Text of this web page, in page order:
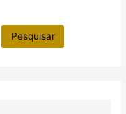
Pesquisar